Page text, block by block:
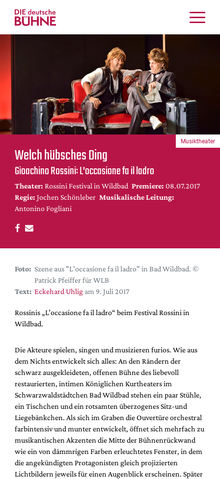
Crossover
Bühnenwelt
Festivals & Veranstaltungen
Menschen & Theater
Themen
Internationales
Nachrufe
Medientipps
DdB-map
Kalender
Festival-Planer
Hefte
Alle Hefte
Leseproben
Podcast
Service
Shop / Abo
Newsletter
Redaktion
Autor:innen
Partner
Mediadaten
Suche
Welch hübsches Ding
Gioachino Rossini: L'occasione fa il ladro
Theater: Rossini Festival in Wildbad Premiere: 08.07.2017
Regie: Jochen Schönleber Musikalische Leitung:
Antonino Fogliani
Musiktheater
Foto: Szene aus "L'occasione fa il ladro" in Bad Wildbad. ©
Patrick Pfeiffer für WLB
Text: Eckehard Uhlig am 9. Juli 2017
Rossinis „L’occasione fa il ladro“ beim Festival Rossini in
Wildbad.
Die Akteure spielen, singen und musizieren furios. Wie aus
dem Nichts entwickelt sich alles: An den Rändern der
schwarz ausgekleideten, offenen Bühne des liebevoll
restaurierten, intimen Königlichen Kurtheaters im
Schwarzwaldstädtchen Bad Wildbad stehen ein paar Stühle,
ein Tischchen und ein rotsamten überzogenes Sitz-und
Liegebänkchen. Als sich im Graben die Ouvertüre orchestral
farbintensiv und munter entwickelt, öffnet sich mehrfach zu
musikantischen Akzenten die Mitte der Bühnenrückwand
wie ein von dämmrigen Farben erleuchtetes Fenster, in dem
die angekündigten Protagonisten gleich projizierten
Lichtbildern jeweils für einen Augenblick erscheinen. Später